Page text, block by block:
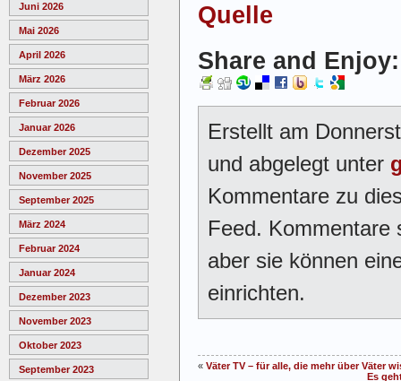
Juni 2026
Mai 2026
April 2026
März 2026
Februar 2026
Januar 2026
Dezember 2025
November 2025
September 2025
März 2024
Februar 2024
Januar 2024
Dezember 2023
November 2023
Oktober 2023
September 2023
Quelle
Share and Enjoy:
Erstellt am
und abgelegt unter
Kommentare zu
Feed. Kommentare
aber sie können
einrichten.
« Väter TV – für alle, die mehr über Väter
Es